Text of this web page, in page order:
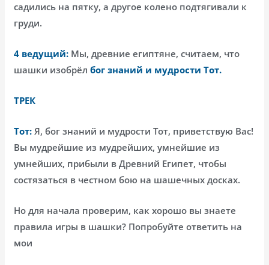
садились на пятку, а другое колено подтягивали к
груди.
4 ведущий: Мы, древние египтяне, считаем, что
шашки изобрёлбог знаний и мудрости Тот.
ТРЕК
Тот: Я, бог знаний и мудрости Тот, приветствую Вас!
Вы мудрейшие из мудрейших, умнейшие из
умнейших, прибыли в Древний Египет, чтобы
состязаться в честном бою на шашечных досках.
Но для начала проверим, как хорошо вы знаете
правила игры в шашки? Попробуйте ответить на
мои